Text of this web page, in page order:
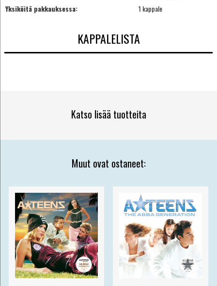
Yksiköitä pakkauksessa:
1 kappale
KAPPALELISTA
Katso lisää tuotteita
Muut ovat ostaneet: